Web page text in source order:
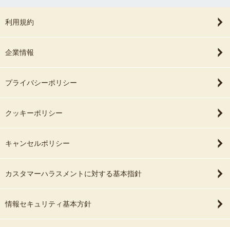
利用規約
企業情報
プライバシーポリシー
クッキーポリシー
キャンセルポリシー
カスタマーハラスメントに対する基本指針
情報セキュリティ基本方針